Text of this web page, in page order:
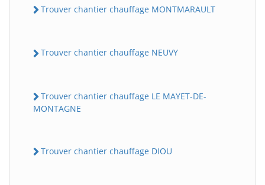
Trouver chantier chauffage MONTMARAULT
Trouver chantier chauffage NEUVY
Trouver chantier chauffage LE MAYET-DE-
MONTAGNE
Trouver chantier chauffage DIOU